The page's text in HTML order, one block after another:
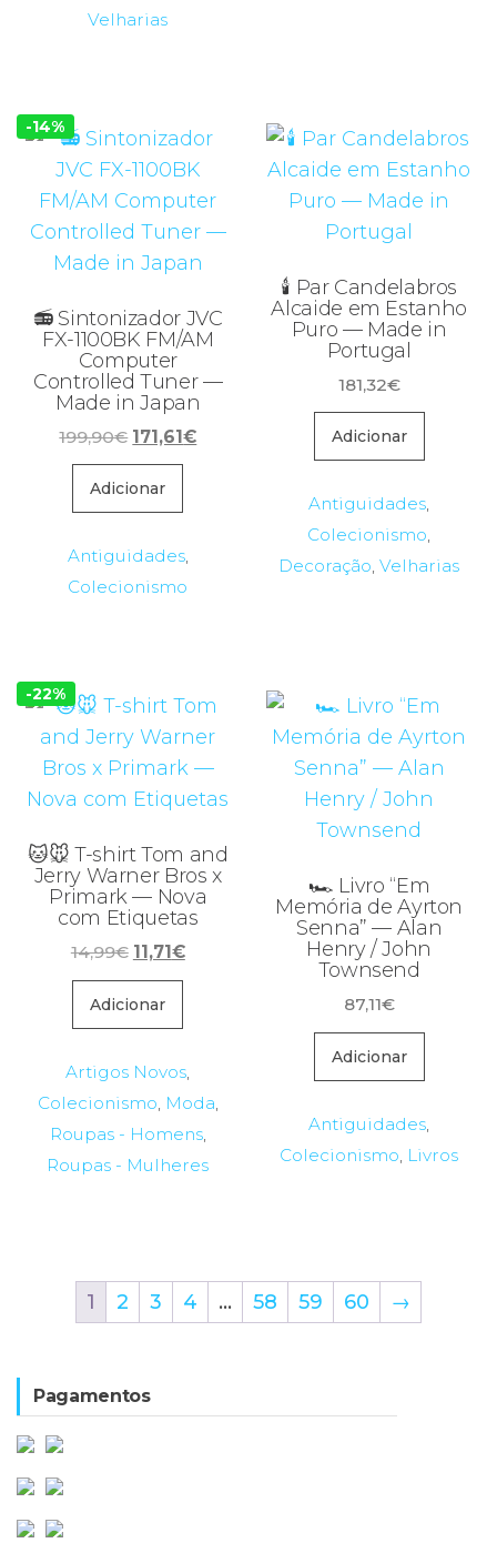
Velharias
-14%
📻 Sintonizador JVC
FX-1100BK FM/AM
Computer
Controlled Tuner —
Made in Japan
199,90€ O
preço
original
era:
171,61€O
Adicionar
Antiguidades,
Colecionismo
🕯️ Par Candelabros
Alcaide em Estanho
Puro — Made in
Portugal
181,32€
Adicionar
Antiguidades,
Colecionismo,
Decoração,Velharias
-22%
🐱🐭 T-shirt Tom and
Jerry Warner Bros x
Primark — Nova
com Etiquetas
14,99€ O
preço
original
era:
11,71 €O
Adicionar
Artigos Novos,
Colecionismo, Moda,
Roupas - Homens,
Roupas - Mulheres
🏎️ Livro “Em
Memória de Ayrton
Senna” — Alan
Henry / John
Townsend
87,11€
Adicionar
Antiguidades,
Colecionismo, Livros
1 2 3 4 … 58 59 60 →
Pagamentos